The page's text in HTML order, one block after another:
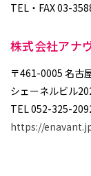
TEL・FAX 03-
株式会社アナ
〒461-0005 名古
シェーネルビル
TEL 052-325-
https://